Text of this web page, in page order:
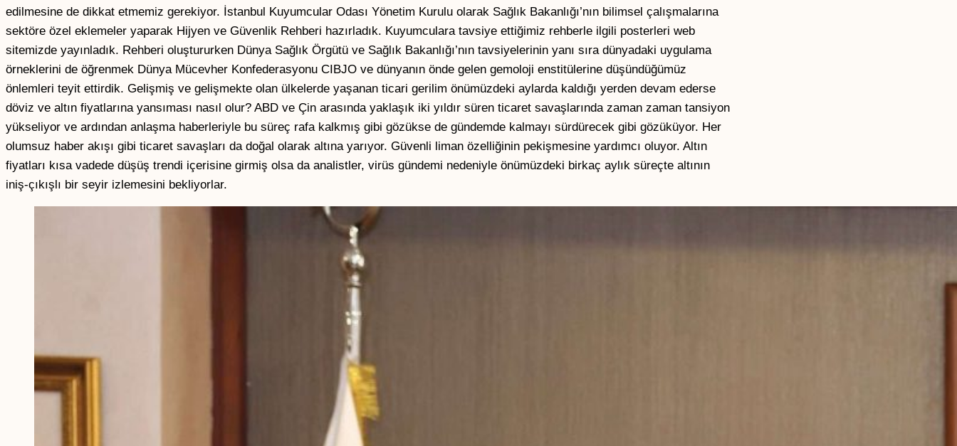
edilmesine de dikkat etmemiz gerekiyor. İstanbul Kuyumcular Odası Yönetim Kurulu olarak Sağlık Bakanlığı’nın bilimsel çalışmalarına
sektöre özel eklemeler yaparak Hijyen ve Güvenlik Rehberi hazırladık. Kuyumculara tavsiye ettiğimiz rehberle ilgili posterleri web
sitemizde yayınladık. Rehberi oluştururken Dünya Sağlık Örgütü ve Sağlık Bakanlığı’nın tavsiyelerinin yanı sıra dünyadaki uygulama
örneklerini de öğrenmek Dünya Mücevher Konfederasyonu CIBJO ve dünyanın önde gelen gemoloji enstitülerine düşündüğümüz
önlemleri teyit ettirdik. Gelişmiş ve gelişmekte olan ülkelerde yaşanan ticari gerilim önümüzdeki aylarda kaldığı yerden devam ederse
döviz ve altın fiyatlarına yansıması nasıl olur? ABD ve Çin arasında yaklaşık iki yıldır süren ticaret savaşlarında zaman zaman tansiyon
yükseliyor ve ardından anlaşma haberleriyle bu süreç rafa kalkmış gibi gözükse de gündemde kalmayı sürdürecek gibi gözüküyor. Her
olumsuz haber akışı gibi ticaret savaşları da doğal olarak altına yarıyor. Güvenli liman özelliğinin pekişmesine yardımcı oluyor. Altın
fiyatları kısa vadede düşüş trendi içerisine girmiş olsa da analistler, virüs gündemi nedeniyle önümüzdeki birkaç aylık süreçte altının
iniş-çıkışlı bir seyir izlemesini bekliyorlar.